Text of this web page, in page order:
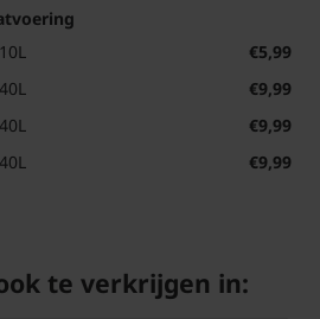
€5,99
€9,99
€9,99
€9,99
te verkrijgen in: